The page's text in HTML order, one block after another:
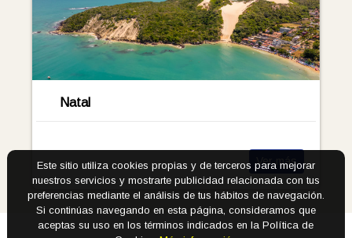
Natal
Ver más
Este sitio utiliza cookies propias y de terceros para mejorar
nuestros servicios y mostrarte publicidad relacionada con tus
preferencias mediante el análisis de tus hábitos de navegación.
Si continúas navegando en esta página, consideramos que
aceptas su uso en los términos indicados en la Política de